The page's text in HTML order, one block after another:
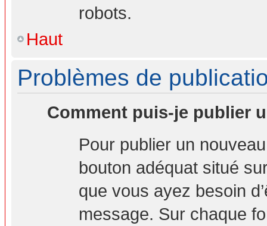
robots.
Haut
Problèmes de
Comment puis-je publier
Pour publier un
bouton adéquat situé
que vous ayez besoin
message. Sur chaque